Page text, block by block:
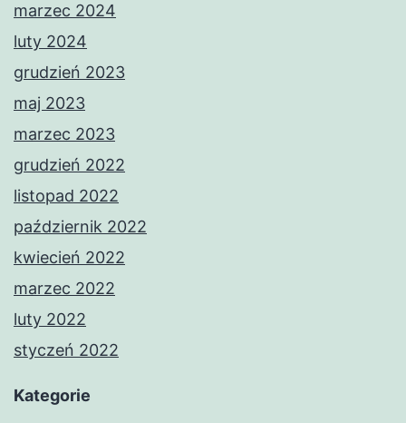
marzec 2024
luty 2024
grudzień 2023
maj 2023
marzec 2023
grudzień 2022
listopad 2022
październik 2022
kwiecień 2022
marzec 2022
luty 2022
styczeń 2022
Kategorie